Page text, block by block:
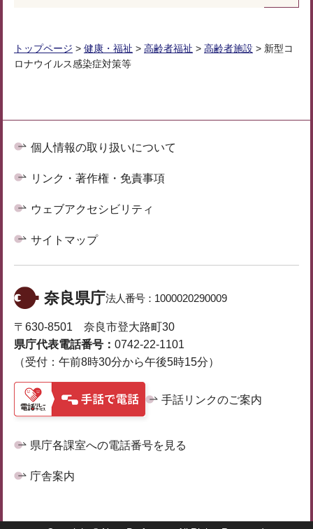
トップページ > 健康・福祉 > 高齢者福祉 > 高齢者施設 > 新型コ
ロナウイルス感染症対策等
個人情報の取り扱いについて
リンク・著作権・免責事項
ウェブアクセシビリティ
サイトマップ
奈良県庁法人番号： 1000020290009
〒630-8501 奈良市登大路町30
県庁代表電話番号： 0742-22-1101
（受付：午前8時30分から午後5時15分）
手話リンクのご案内
県庁各課室への電話番号を見る
庁舎案内